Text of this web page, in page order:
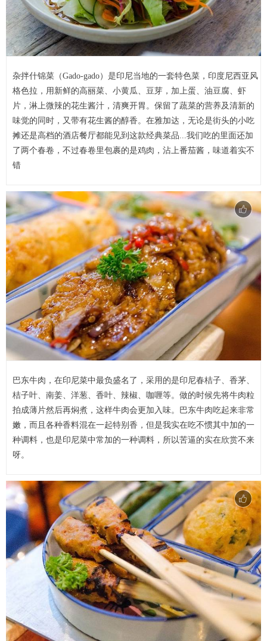
杂拌什锦菜（Gado-gado）是印尼当地的一套特色菜，印度尼西亚风
格色拉，用新鲜的高丽菜、小黄瓜、豆芽，加上蛋、油豆腐、虾
片，淋上微辣的花生酱汁，清爽开胃。保留了蔬菜的营养及清新的
味觉的同时，又带有花生酱的醇香。在雅加达，无论是街头的小吃
摊还是高档的酒店餐厅都能见到这款经典菜品...我们吃的里面还加
了两个春卷，不过春卷里包裹的是鸡肉，沾上番茄酱，味道着实不
错
巴东牛肉，在印尼菜中最负盛名了，采用的是印尼春桔子、香茅、
桔子叶、南姜、洋葱、香叶、辣椒、咖喱等。做的时候先将牛肉粒
拍成薄片然后再焖煮，这样牛肉会更加入味。巴东牛肉吃起来非常
嫩，而且各种香料混在一起特别香，但是我实在吃不惯其中加的一
种调料，也是印尼菜中常加的一种调料，所以苦逼的实在欣赏不来
呀。